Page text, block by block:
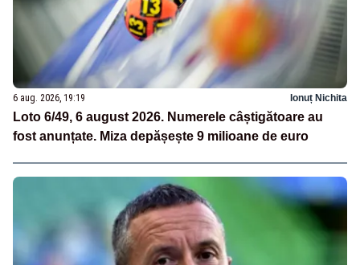
6 aug. 2026, 19:19 Ionuț Nichita
Loto 6/49, 6 august 2026. Numerele câștigătoare au
fost anunțate. Miza depășește 9 milioane de euro